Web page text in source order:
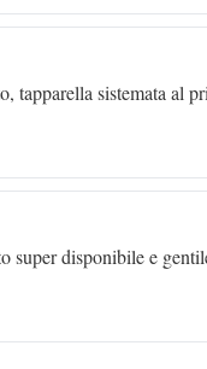
tapparella sistemata al
super disponibile e